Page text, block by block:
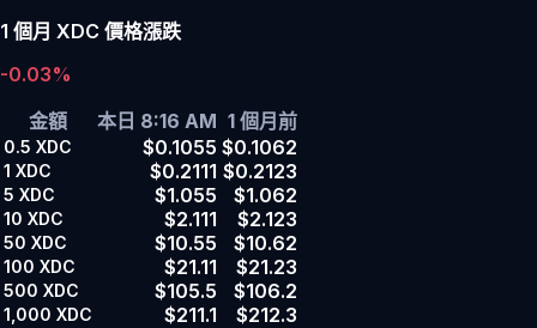
1 個月 XDC 價格漲跌
-0.03%
金額
本日 8:16 AM 1 個月前
0.5 XDC $0.1055 $0.1062
1 XDC $0.2111 $0.2123
5 XDC $1.055 $1.062
10 XDC $2.111 $2.123
50 XDC $10.55 $10.62
100 XDC $21.11 $21.23
500 XDC $105.5 $106.2
1,000 XDC $211.1
$212.3